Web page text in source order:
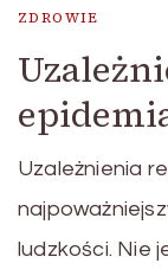
ZDROWIE
Uzależnienia
ludzkości. Nie